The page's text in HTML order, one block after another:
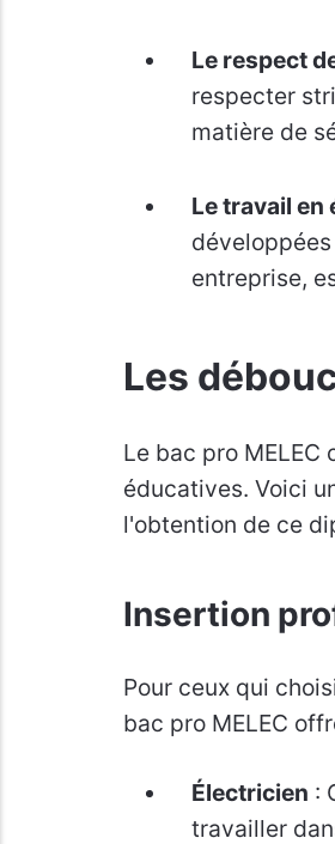
Le respect
respecter
matière de
Le travail en
entreprise,
Les
Le bac pro
éducatives. Voici
l'obtention de ce
Insertion
Pour ceux qui
bac pro MELEC
Électricien :
travailler